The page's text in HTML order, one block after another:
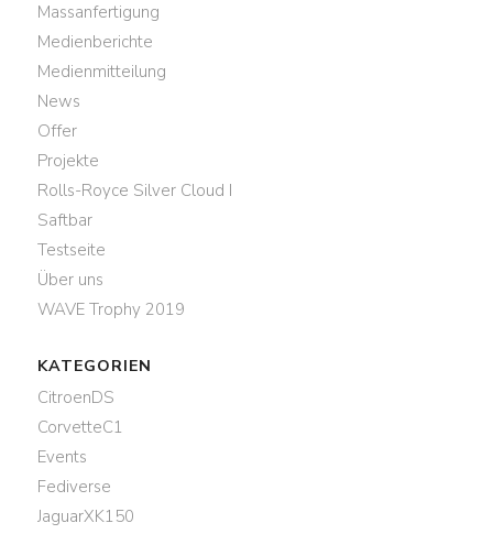
Massanfertigung
Medienberichte
Medienmitteilung
News
Offer
Projekte
Rolls-Royce Silver Cloud I
Saftbar
Testseite
Über uns
WAVE Trophy 2019
KATEGORIEN
CitroenDS
CorvetteC1
Events
Fediverse
JaguarXK150